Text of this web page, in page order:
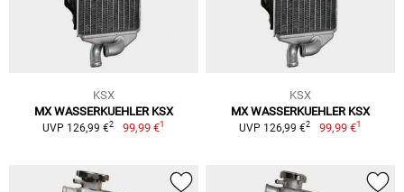
KSX
MX WASSERKUEHLER KSX
UVP 126,99 €2 99,99 €1
KSX
MX WASSERKUEHLER KSX
UVP 126,99 €2 99,99 €1